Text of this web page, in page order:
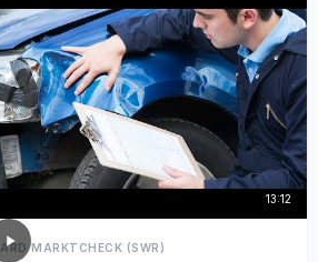
13:12
ARD MARKTCHECK (SWR)